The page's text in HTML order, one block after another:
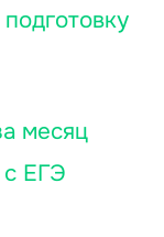
месяц
ЕГЭ